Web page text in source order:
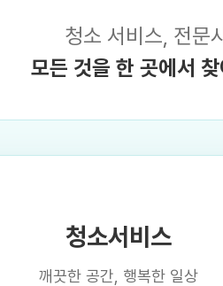
청소 서비스, 전문
모든 것을 한 곳에서
청소서비스
깨끗한 공간, 행복한 일상